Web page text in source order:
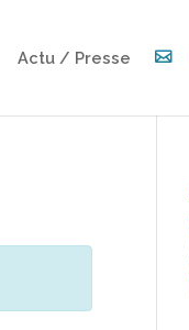
Actu / Presse 